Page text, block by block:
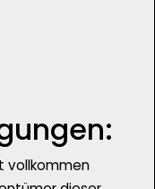
vollkommen